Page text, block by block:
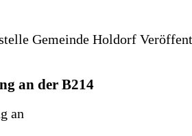
Gemeinde Holdorf
an der B214